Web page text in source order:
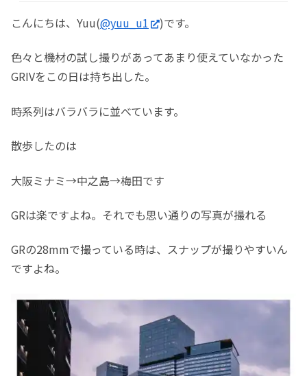
こんにちは、Yuu(@yuu_u1 )です。
色々と機材の試し撮りがあってあまり使えていなかった
GRIVをこの日は持ち出した。
時系列はバラバラに並べています。
散歩したのは
大阪ミナミ→中之島→梅田です
GRは楽ですよね。それでも思い通りの写真が撮れる
GRの28mmで撮っている時は、スナップが撮りやすいん
ですよね。